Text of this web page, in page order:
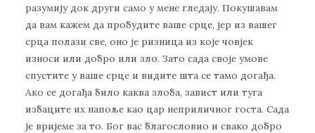
разумију док други само у мене гледају. Покушавам
да вам кажем да пробудите ваше срце, јер из вашег
срца полази све, оно је ризница из које човјек
износи или добро или зло. Зато сада своје умове
спустите у ваше срце и видите шта се тамо догађа.
Ако се догађа било каква злоба, завист или туга
избаците их напоље као цар неприличног госта. Сада
је вријеме за то. Бог вас благословио и свако добро